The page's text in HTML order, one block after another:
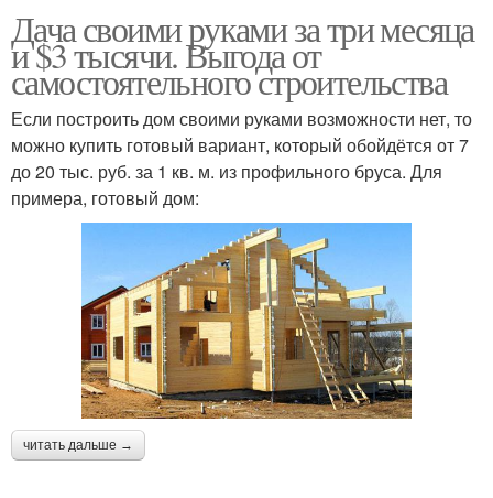
Дача своими руками за три месяца
и $3 тысячи. Выгода от
самостоятельного строительства
Если построить дом своими руками возможности нет, то
можно купить готовый вариант, который обойдётся от 7
до 20 тыс. руб. за 1 кв. м. из профильного бруса. Для
примера, готовый дом:
читать дальше →